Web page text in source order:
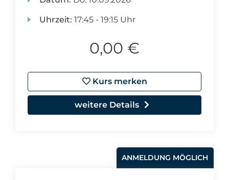
Uhrzeit: 17:45 - 19:15 Uhr
0,00 €
Kurs merken
weitere Details
ANMELDUNG MÖGLICH